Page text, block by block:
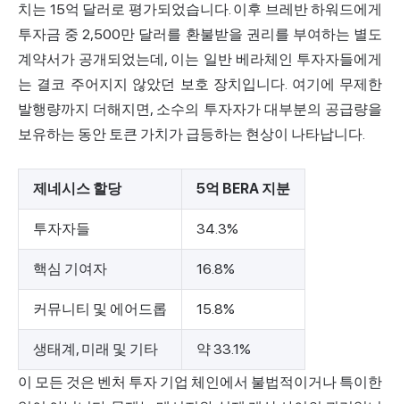
치는 15억 달러로 평가되었습니다. 이후 브레반 하워드에게
투자금 중 2,500만 달러를 환불받을 권리를 부여하는 별도
계약서가 공개되었는데, 이는 일반 베라체인 투자자들에게
는 결코 주어지지 않았던 보호 장치입니다. 여기에 무제한
발행량까지 더해지면, 소수의 투자자가 대부분의 공급량을
보유하는 동안 토큰 가치가 급등하는 현상이 나타납니다.
제네시스 할당 5억 BERA 지분
투자자들 34.3%
핵심 기여자 16.8%
커뮤니티 및 에어드롭 15.8%
생태계, 미래 및 기타
약 33.1%
이 모든 것은 벤처 투자 기업 체인에서 불법적이거나 특이한